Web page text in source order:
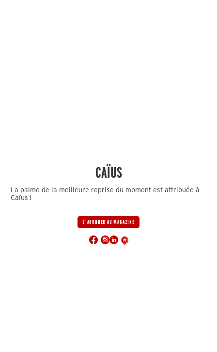
CAÏUS
La palme de la meilleure reprise du moment est attribuée à
Caïus !
S'ABONNER AU MAGAZINE